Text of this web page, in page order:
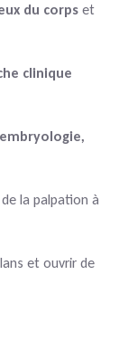
du corps et
clinique
embryologie,
la palpation à
et ouvrir de